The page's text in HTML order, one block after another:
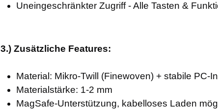
Uneingeschränkter Zugriff - Alle Tasten &
3.) Zusätzliche Features:
Material: Mikro-Twill (Finewoven) + stabile PC-
Materialstärke: 1-2 mm
MagSafe-Unterstützung, kabelloses Laden